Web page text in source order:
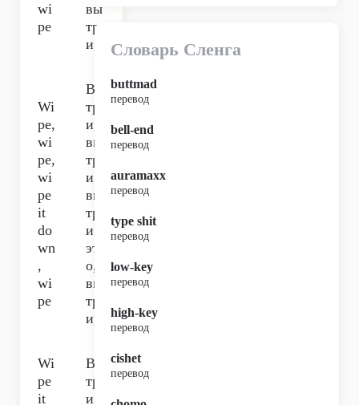
wi
pe
вы
тр
и,
Wi
pe,
wi
pe,
wi
pe
it
do
wn
,
wi
pe
Вы
тр
и,
вы
тр
и,
вы
тр
и
эт
о,
вы
тр
и,
Wi
pe
it
Вы
тр
и
Словарь Сленга
buttmad
перевод
bell-end
перевод
auramaxx
перевод
type shit
перевод
low-key
перевод
high-key
перевод
cishet
перевод